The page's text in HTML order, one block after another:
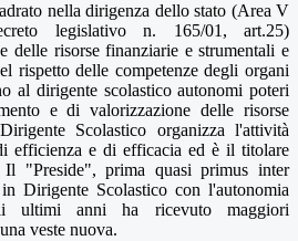
nella dirigenza dello stato (Area V
legislativo n. 165/01, art.25)
delle risorse finanziarie e strumentali e
rispetto delle competenze degli organi
al dirigente scolastico autonomi poteri
e di valorizzazione delle risorse
Scolastico organizza l'attività
efficienza e di efficacia ed è il titolare
"Preside", prima quasi primus inter
Dirigente Scolastico con l'autonomia
ultimi anni ha ricevuto maggiori
veste nuova.